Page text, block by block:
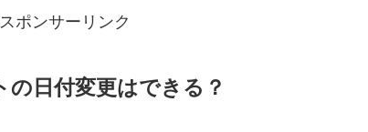
スポンサーリンク
日付変更はできる？